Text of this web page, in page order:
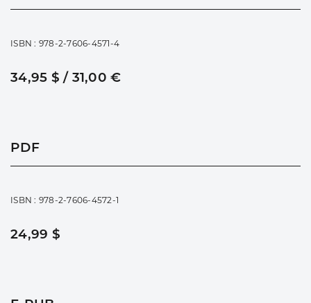
ISBN : 978-2-7606-4571-4
34,95 $ / 31,00 €
PDF
ISBN : 978-2-7606-4572-1
24,99 $